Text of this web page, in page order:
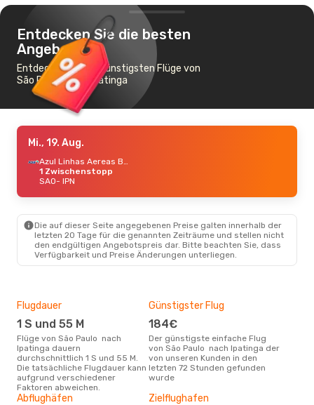
Entdecken Sie die besten
Angebote
Entdecken Sie die günstigsten Flüge von
São Paulo nach Ipatinga
Mi., 19. Aug.
Azul Linhas Aereas Brasileiras
1 Zwischenstopp
SAO- IPN
Die auf dieser Seite angegebenen Preise galten innerhalb der
letzten 20 Tage für die genannten Zeiträume und stellen nicht
den endgültigen Angebotspreis dar. Bitte beachten Sie, dass
Verfügbarkeit und Preise Änderungen unterliegen.
Flugdauer
1 S und 55 M
Flüge von São Paulo nach
Ipatinga dauern
durchschnittlich 1 S und 55 M.
Die tatsächliche Flugdauer kann
aufgrund verschiedener
Faktoren abweichen.
Günstigster Flug
184€
Der günstigste einfache Flug
von São Paulo nach Ipatinga der
von unseren Kunden in den
letzten 72 Stunden gefunden
wurde
Abflughäfen Zielflughafen